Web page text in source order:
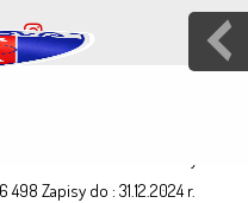
dzieci z roczników 2012-2017.
Zapisy do : 31.12.2024 r.